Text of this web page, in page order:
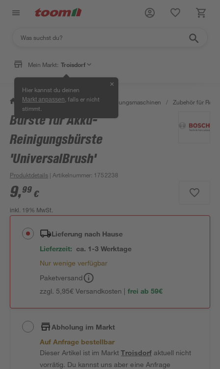
Mein Markt: Troisdorf
Hier kannst du deinen
Markt anpassen , falls er nicht
stimmt.
✕
/ Werkstatt & Maschinen / Reinigungsmaschinen / Zubehör für
Bürste für Akku-
Reinigungsbürste
'UniversalBrush'
Produktdetails | Artikelnummer: 1752238
9,99 €
inkl. 19% MwSt.
Lieferung nach Hause
Lieferzeit: ca. 1-3 Werktage
Nur wenige verfügbar
Paketversand
zzgl. 5,95€ Versandkosten | frei ab 59€
Abholung im Markt
Auf Anfrage bestellbar
Dieser Artikel ist im MarktTroisdorfaktuell nicht
vorrätig. Du kannst uns aber eine Anfrage